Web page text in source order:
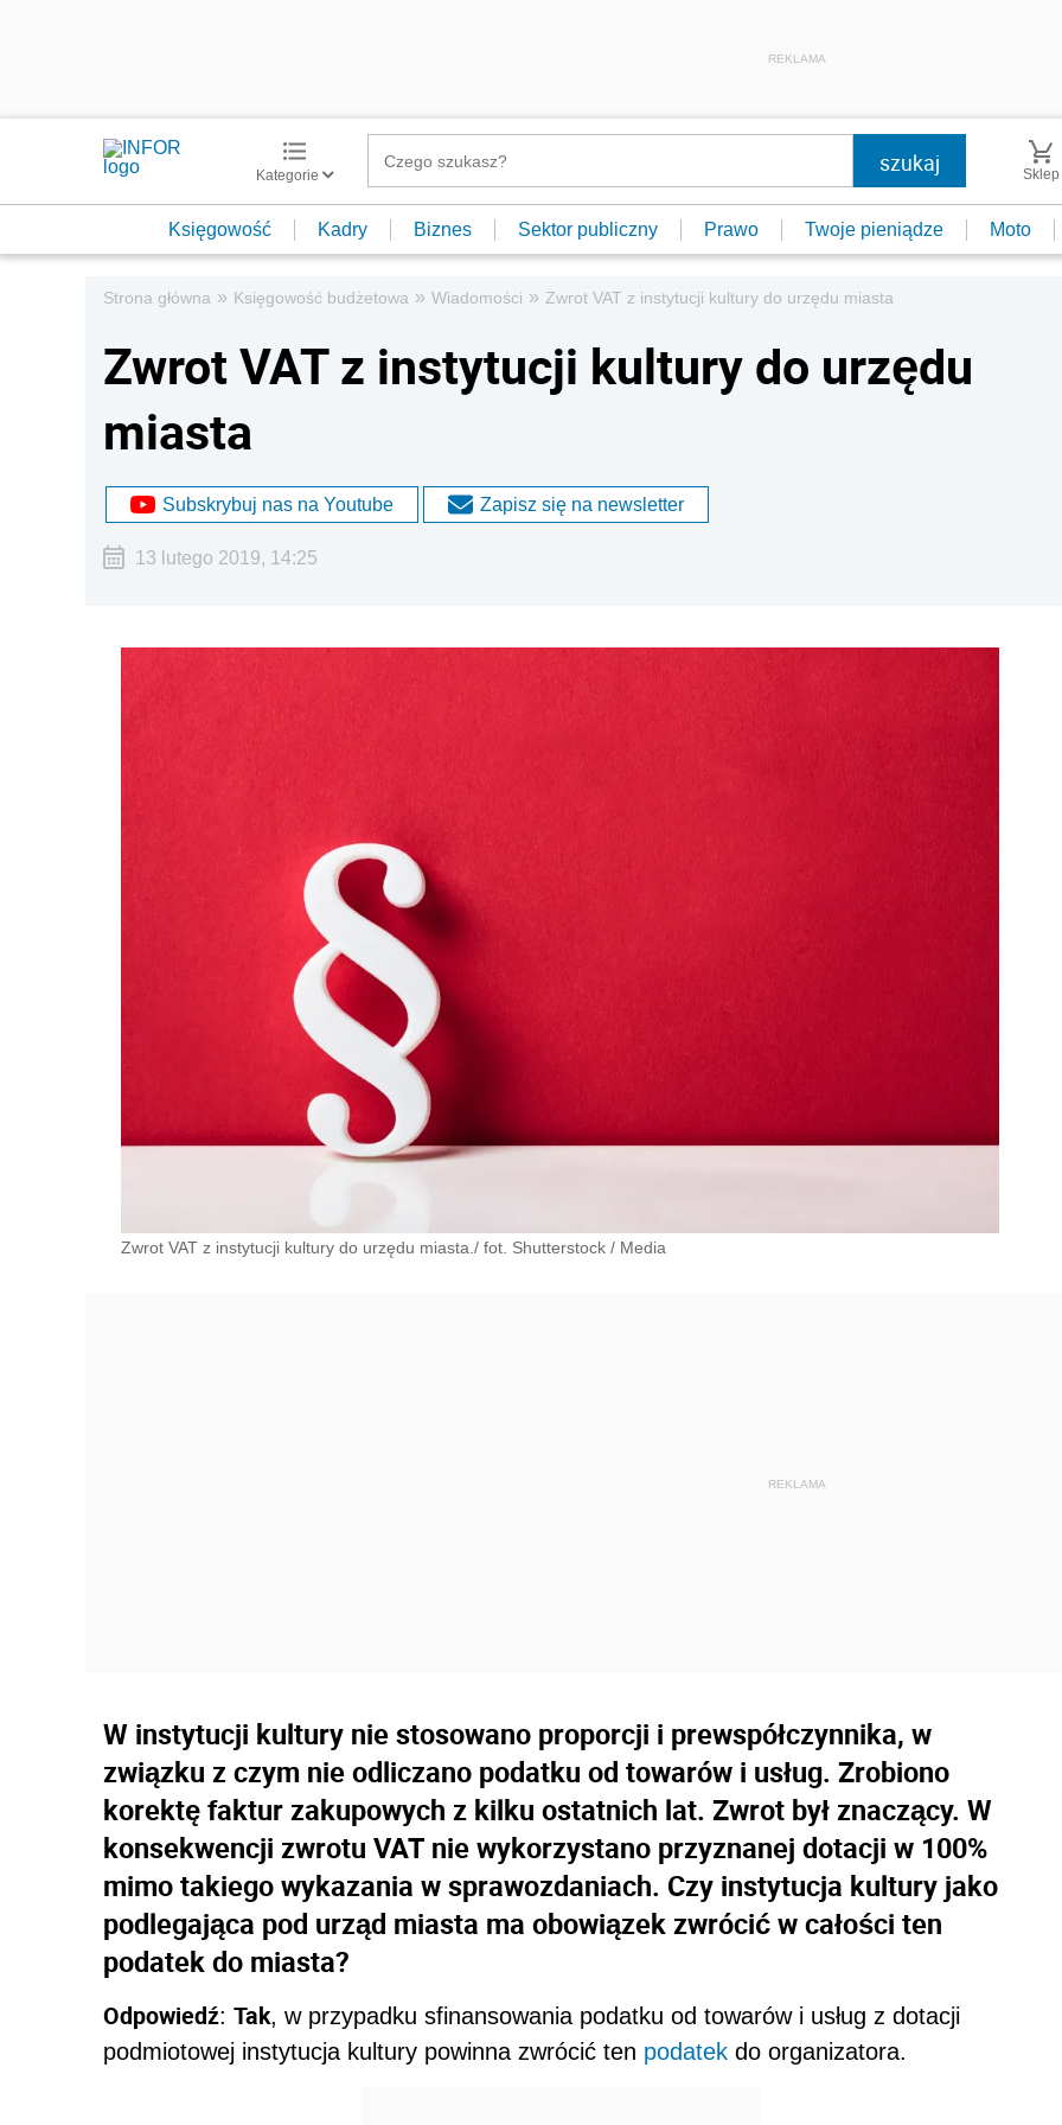
REKLAMA
Kategorie Sklep
Księgowość Kadry Biznes Sektor publiczny Prawo Twoje pieniądze Moto
Strona główna » Księgowość budżetowa » Wiadomości » Zwrot VAT z instytucji kultury do urzędu miasta
Zwrot VAT z instytucji kultury do urzędu
miasta
Subskrybuj nas na Youtube Zapisz się na newsletter
13 lutego 2019, 14:25
Zwrot VAT z instytucji kultury do urzędu miasta./ fot. Shutterstock / Media
W instytucji kultury nie stosowano proporcji i prewspółczynnika, w
związku z czym nie odliczano podatku od towarów i usług. Zrobiono
korektę faktur zakupowych z kilku ostatnich lat. Zwrot był znaczący. W
konsekwencji zwrotu VAT nie wykorzystano przyznanej dotacji w 100%
mimo takiego wykazania w sprawozdaniach. Czy instytucja kultury jako
podlegająca pod urząd miasta ma obowiązek zwrócić w całości ten
podatek do miasta?
Odpowiedź: Tak, w przypadku sfinansowania podatku od towarów i usług z dotacji
podmiotowej instytucja kultury powinna zwrócić ten podatek do organizatora.